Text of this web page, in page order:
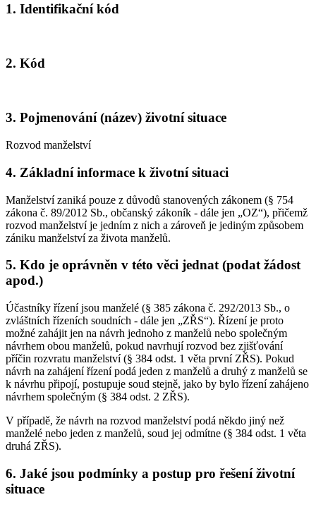
1. Identifikační kód
2. Kód
3. Pojmenování (název) životní situace
Rozvod manželství
4. Základní informace k životní situaci
Manželství zaniká pouze z důvodů stanovených zákonem (§ 754
zákona č. 89/2012 Sb., občanský zákoník - dále jen „OZ“), přičemž
rozvod manželství je jedním z nich a zároveň je jediným způsobem
zániku manželství za života manželů.
5. Kdo je oprávněn v této věci jednat (podat žádost
apod.)
Účastníky řízení jsou manželé (§ 385 zákona č. 292/2013 Sb., o
zvláštních řízeních soudních - dále jen „ZŘS“). Řízení je proto
možné zahájit jen na návrh jednoho z manželů nebo společným
návrhem obou manželů, pokud navrhují rozvod bez zjišťování
příčin rozvratu manželství (§ 384 odst. 1 věta první ZŘS). Pokud
návrh na zahájení řízení podá jeden z manželů a druhý z manželů se
k návrhu připojí, postupuje soud stejně, jako by bylo řízení zahájeno
návrhem společným (§ 384 odst. 2 ZŘS).
V případě, že návrh na rozvod manželství podá někdo jiný než
manželé nebo jeden z manželů, soud jej odmítne (§ 384 odst. 1 věta
druhá ZŘS).
6. Jaké jsou podmínky a postup pro řešení životní
situace